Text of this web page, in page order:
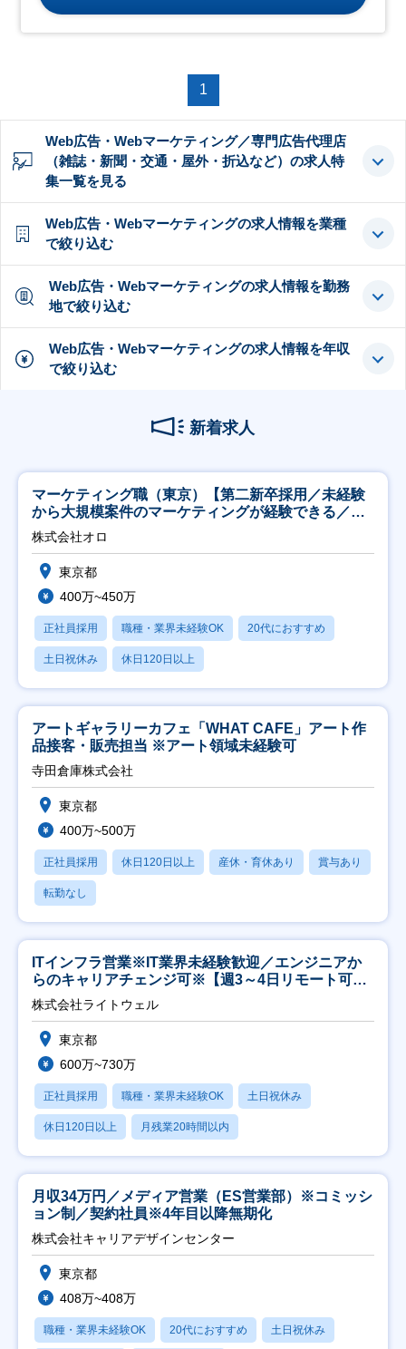
1
Web広告・Webマーケティング／専門広告代理店
（雑誌・新聞・交通・屋外・折込など）の求人特
集一覧を見る
Web広告・Webマーケティングの求人情報を業種
で絞り込む
Web広告・Webマーケティングの求人情報を勤務
地で絞り込む
Web広告・Webマーケティングの求人情報を年収
で絞り込む
新着求人
マーケティング職（東京）【第二新卒採用／未経験
から大規模案件のマーケティングが経験できる／研
修充実】
株式会社オロ
東京都
400万~450万
正社員採用 職種・業界未経験OK 20代におすすめ
土日祝休み 休日120日以上
アートギャラリーカフェ「WHAT CAFE」アート作
品接客・販売担当 ※アート領域未経験可
寺田倉庫株式会社
東京都
400万~500万
正社員採用 休日120日以上 産休・育休あり 賞与あり
転勤なし
ITインフラ営業※IT業界未経験歓迎／エンジニアか
らのキャリアチェンジ可※【週3～4日リモート可
能】
株式会社ライトウェル
東京都
600万~730万
正社員採用 職種・業界未経験OK 土日祝休み
休日120日以上 月残業20時間以内
月収34万円／メディア営業（ES営業部）※コミッシ
ョン制／契約社員※4年目以降無期化
株式会社キャリアデザインセンター
東京都
408万~408万
職種・業界未経験OK 20代におすすめ 土日祝休み